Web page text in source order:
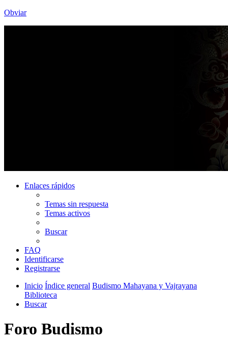
Obviar
Enlaces rápidos
Temas sin respuesta
Temas activos
Buscar
FAQ
Identificarse
Registrarse
Inicio Índice general Budismo Mahayana y Vajrayana
Biblioteca
Buscar
Foro Budismo